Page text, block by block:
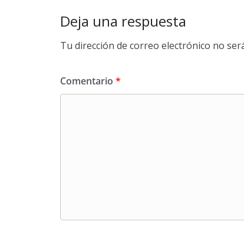
Deja una respuesta
Tu dirección de correo electrónico no
Comentario *